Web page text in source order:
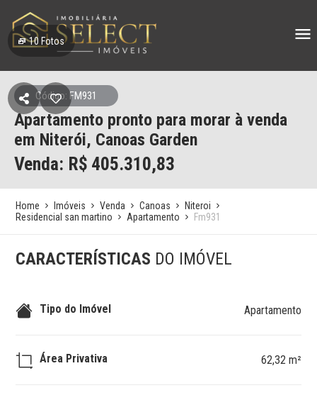
10 Fotos
Código: FM931
Apartamento pronto para morar à venda
em Niterói, Canoas Garden
Venda: R$ 405.310,83
Home Imóveis Venda Canoas
Niteroi
Residencial san martino
Apartamento Fm931
CARACTERÍSTICAS DO IMÓVEL
Tipo do Imóvel Apartamento
Área Privativa 62,32 m²